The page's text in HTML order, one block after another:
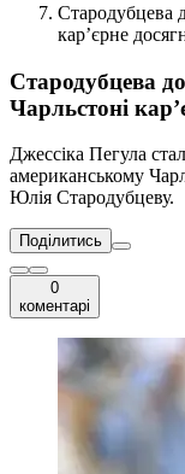
Стародубцева
кар’єрне
Стародубцева
Чарльстоні
Джессіка Пегула
американському
Юлія Стародубцеву.
Поділитись
0
коментарі